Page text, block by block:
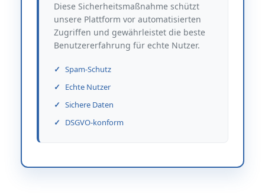
Diese Sicherheitsmaßnahme schützt
unsere Plattform vor automatisierten
Zugriffen und gewährleistet die beste
Benutzererfahrung für echte Nutzer.
Spam-Schutz
Echte Nutzer
Sichere Daten
DSGVO-konform